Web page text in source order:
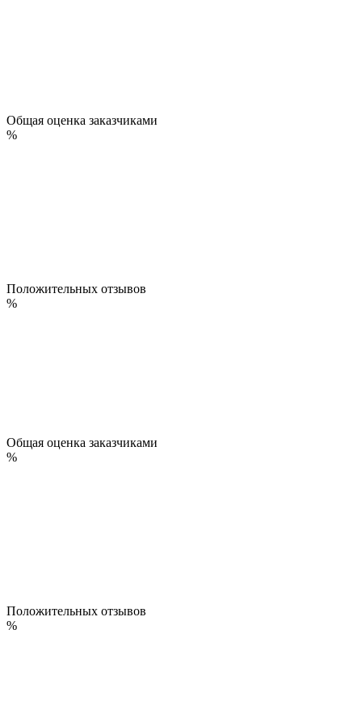
Общая оценка заказчиками
%
Положительных отзывов
%
Общая оценка заказчиками
%
Положительных отзывов
%